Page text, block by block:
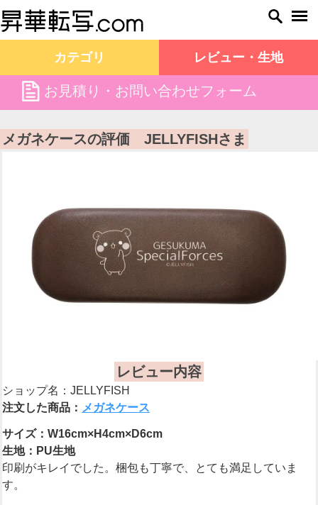
カテゴリ レビュー・生地
file お見積り・お問い合わせフォーム
昇華転写.com TOP お客様の声 メガネケースの評価 JELLYFISHさま
メガネケースの評価 JELLYFISHさま
レビュー内容
ショップ名：JELLYFISH
注文した商品： メガネケース
サイズ：W16cm×H4cm×D6cm
生地：PU生地
印刷がキレイでした。梱包も丁寧で、とても満足していま
す。